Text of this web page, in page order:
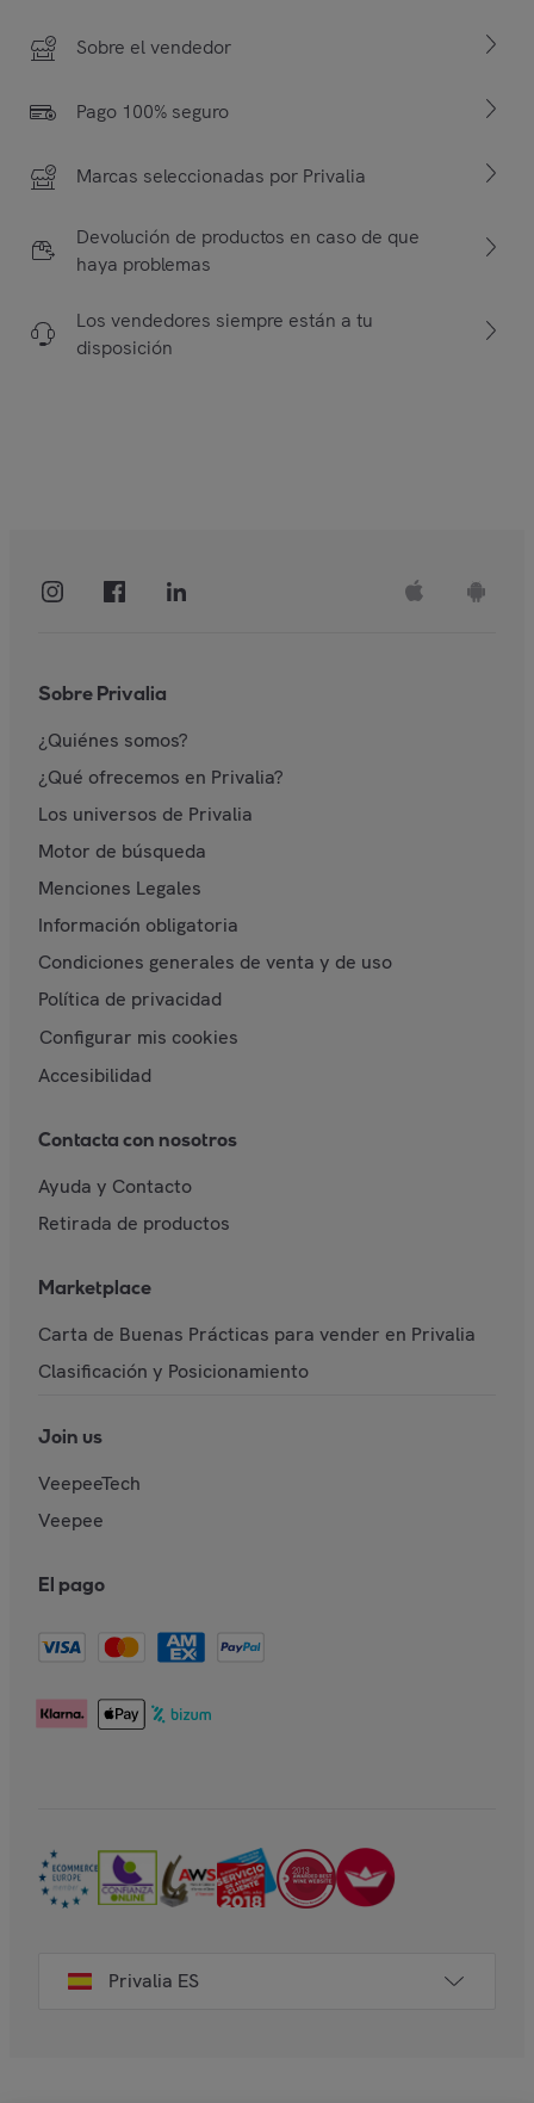
Sobre el vendedor
Pago 100% seguro
Marcas seleccionadas por Privalia
Devolución de productos en caso de que
haya problemas
Los vendedores siempre están a tu
disposición
Sobre Privalia
¿Quiénes somos?
¿Qué ofrecemos en Privalia?
Los universos de Privalia
Motor de búsqueda
Menciones Legales
Información obligatoria
Condiciones generales de venta y de uso
Política de privacidad
Configurar mis cookies
Accesibilidad
Contacta con nosotros
Ayuda y Contacto
Retirada de productos
Marketplace
Carta de Buenas Prácticas para vender en Privalia
Clasificación y Posicionamiento
Join us
VeepeeTech
Veepee
El pago
Privalia ES